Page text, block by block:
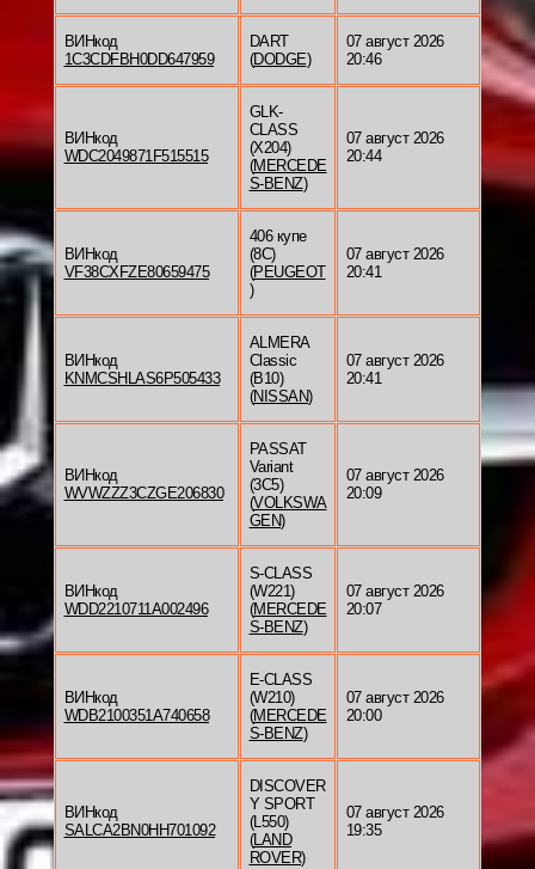
ВИНкод
1C3CDFBH0DD647959
DART
(DODGE)
07 август 2026
20:46
ВИНкод
WDC2049871F515515
GLK-
CLASS
(X204)
(MERCEDE
S-BENZ)
07 август 2026
20:44
ВИНкод
VF38CXFZE80659475
406 купе
(8C)
(PEUGEOT
)
07 август 2026
20:41
ВИНкод
KNMCSHLAS6P505433
ALMERA
Classic
(B10)
(NISSAN)
07 август 2026
20:41
ВИНкод
WVWZZZ3CZGE206830
PASSAT
Variant
(3C5)
(VOLKSWA
GEN)
07 август 2026
20:09
ВИНкод
WDD2210711A002496
S-CLASS
(W221)
(MERCEDE
S-BENZ)
07 август 2026
20:07
ВИНкод
WDB2100351A740658
E-CLASS
(W210)
(MERCEDE
S-BENZ)
07 август 2026
20:00
ВИНкод
SALCA2BN0HH701092
DISCOVER
Y SPORT
(L550)
(LAND
ROVER)
07 август 2026
19:35